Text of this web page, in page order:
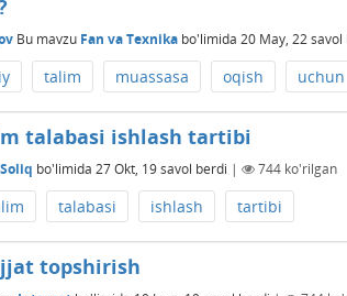
Bu mavzu Fan va Texnika bo'limida 20 May, 22savol
talim muassasa oqish uchun
talabasi ishlash tartibi
Soliq bo'limida 27 Okt, 19savol berdi | 744 ko'rilgan
talabasi ishlash tartibi
topshirish